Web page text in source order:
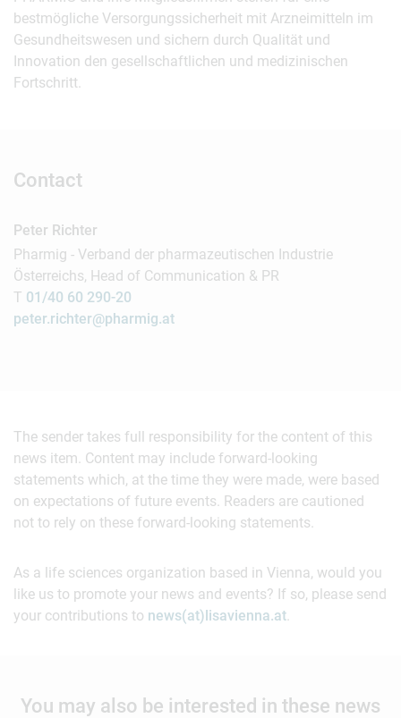
bestmögliche Versorgungssicherheit mit Arzneimitteln im
Gesundheitswesen und sichern durch Qualität und
Innovation den gesellschaftlichen und medizinischen
Fortschritt.
Contact
Peter Richter
Pharmig - Verband der pharmazeutischen Industrie
Österreichs, Head of Communication & PR
T 01/40 60 290-20
peter.richter@pharmig.at
The sender takes full responsibility for the content of this
news item. Content may include forward-looking
statements which, at the time they were made, were based
on expectations of future events. Readers are cautioned
not to rely on these forward-looking statements.
As a life sciences organization based in Vienna, would you
like us to promote your news and events? If so, please send
your contributions to news(at)lisavienna.at.
You may also be interested in these news